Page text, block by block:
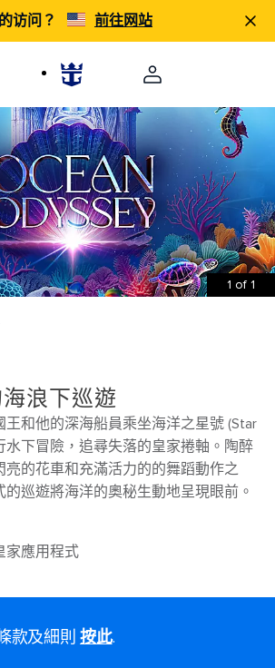
访问？ 前往网站
1 of 1
浪下巡遊
和他的深海船員乘坐海洋之星號 (Star
水下冒險，追尋失落的皇家捲軸。陶醉
亮的花車和充滿活力的的舞蹈動作之
巡遊將海洋的奧秘生動地呈現眼前。
家應用程式
款及細則按此.